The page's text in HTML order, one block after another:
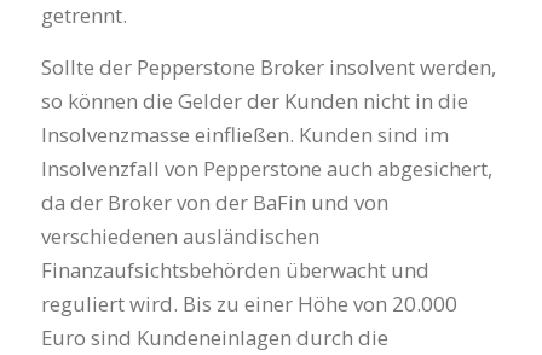
getrennt.
Sollte der Pepperstone Broker insolvent werden,
so können die Gelder der Kunden nicht in die
Insolvenzmasse einfließen. Kunden sind im
Insolvenzfall von Pepperstone auch abgesichert,
da der Broker von der BaFin und von
verschiedenen ausländischen
Finanzaufsichtsbehörden überwacht und
reguliert wird. Bis zu einer Höhe von 20.000
Euro sind Kundeneinlagen durch die